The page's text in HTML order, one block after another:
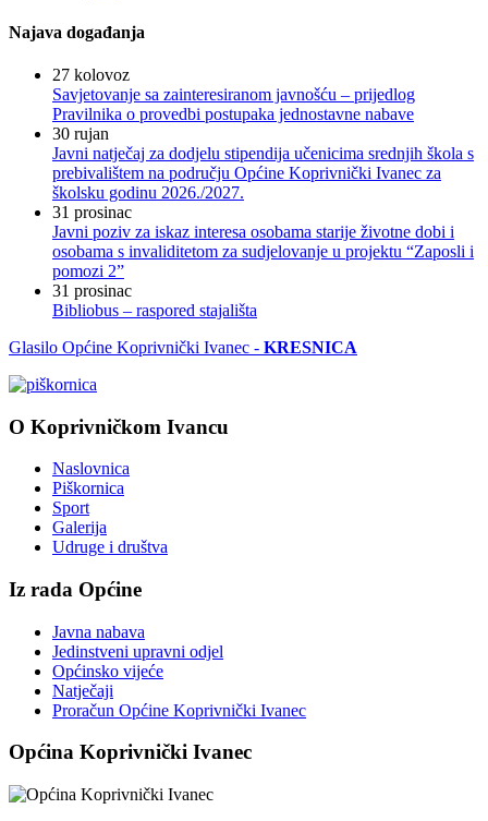
Najava događanja
27 kolovoz
Savjetovanje sa zainteresiranom javnošću – prijedlog
Pravilnika o provedbi postupaka jednostavne nabave
30 rujan
Javni natječaj za dodjelu stipendija učenicima srednjih škola s
prebivalištem na području Općine Koprivnički Ivanec za
školsku godinu 2026./2027.
31 prosinac
Javni poziv za iskaz interesa osobama starije životne dobi i
osobama s invaliditetom za sudjelovanje u projektu “Zaposli i
pomozi 2”
31 prosinac
Bibliobus – raspored stajališta
Glasilo Općine Koprivnički Ivanec - KRESNICA
O Koprivničkom Ivancu
Naslovnica
Piškornica
Sport
Galerija
Udruge i društva
Iz rada Općine
Javna nabava
Jedinstveni upravni odjel
Općinsko vijeće
Natječaji
Proračun Općine Koprivnički Ivanec
Općina Koprivnički Ivanec